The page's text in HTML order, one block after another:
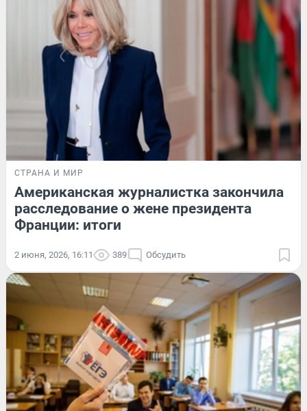
СТРАНА И МИР
Американская журналистка закончила
расследование о жене президента
Франции: итоги
2 июня, 2026, 16:11 389 Обсудить